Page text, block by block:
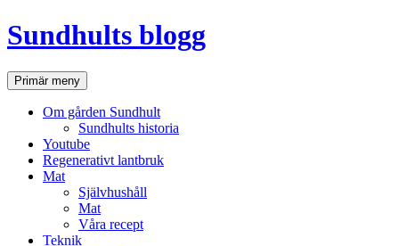
Hoppa
till
Sundhults blogg
SökPrimär meny
Om gården Sundhult
Sundhults historia
Youtube
Regenerativt lantbruk
Mat
Självhushåll
Mat
Våra recept
Teknik